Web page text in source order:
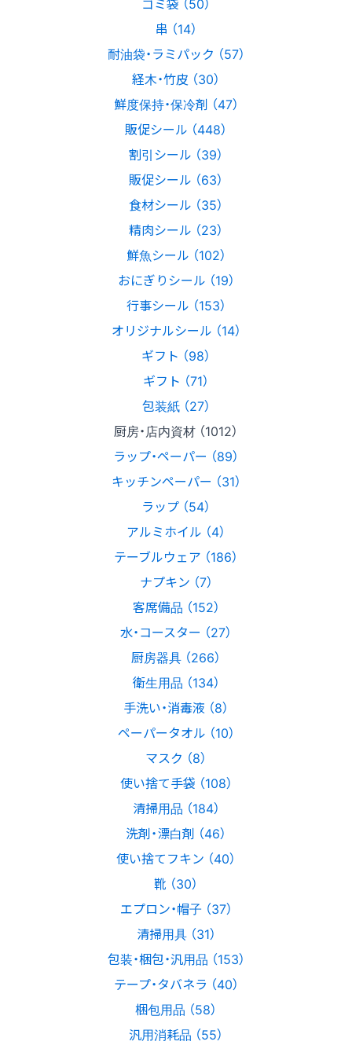
串 （14）
耐油袋・ラミパック （57）
経木・竹皮 （30）
鮮度保持・保冷剤 （47）
販促シール （448）
割引シール （39）
販促シール （63）
食材シール （35）
精肉シール （23）
鮮魚シール （102）
おにぎりシール （19）
行事シール （153）
オリジナルシール （14）
ギフト （98）
ギフト （71）
包装紙 （27）
厨房・店内資材 （1012）
ラップ・ペーパー （89）
キッチンペーパー （31）
ラップ （54）
アルミホイル （4）
テーブルウェア （186）
ナプキン （7）
客席備品 （152）
水・コースター （27）
厨房器具 （266）
衛生用品 （134）
手洗い・消毒液 （8）
ペーパータオル （10）
マスク （8）
使い捨て手袋 （108）
清掃用品 （184）
洗剤・漂白剤 （46）
使い捨てフキン （40）
靴 （30）
エプロン・帽子 （37）
清掃用具 （31）
包装・梱包・汎用品 （153）
テープ・タバネラ （40）
梱包用品 （58）
汎用消耗品 （55）